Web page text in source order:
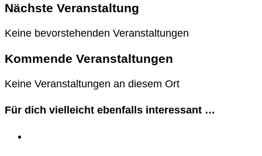
Nächste Veranstaltung
Keine bevorstehenden Veranstaltungen
Kommende Veranstaltungen
Keine Veranstaltungen an diesem Ort
Für dich vielleicht ebenfalls interessant …